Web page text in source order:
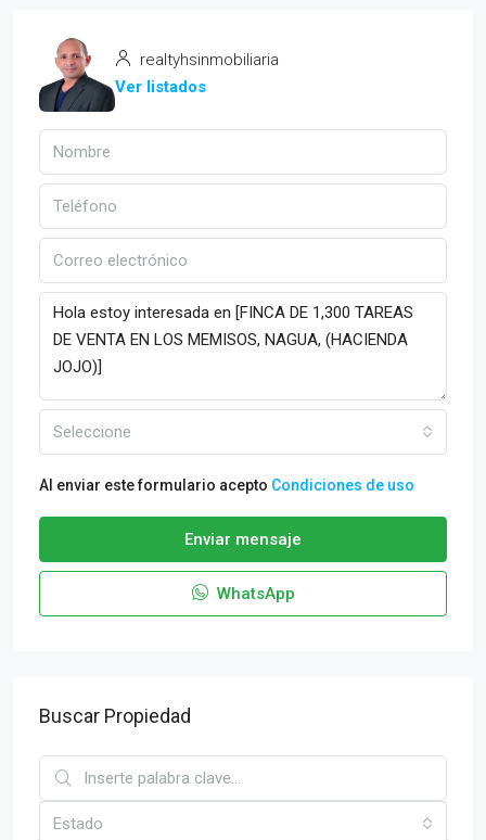
realtyhsinmobiliaria
Ver listados
Seleccione
Al enviar este formulario acepto Condiciones de uso
Enviar mensaje
WhatsApp
Buscar Propiedad
Estado